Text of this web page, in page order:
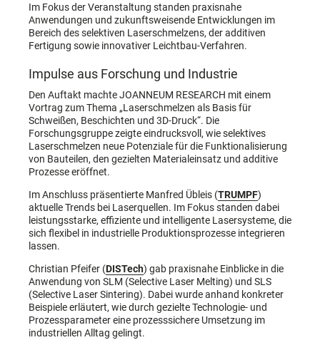
Im Fokus der Veranstaltung standen praxisnahe
Anwendungen und zukunftsweisende Entwicklungen im
Bereich des selektiven Laserschmelzens, der additiven
Fertigung sowie innovativer Leichtbau-Verfahren.
Impulse aus Forschung und Industrie
Den Auftakt machte JOANNEUM RESEARCH mit einem
Vortrag zum Thema „Laserschmelzen als Basis für
Schweißen, Beschichten und 3D-Druck“. Die
Forschungsgruppe zeigte eindrucksvoll, wie selektives
Laserschmelzen neue Potenziale für die Funktionalisierung
von Bauteilen, den gezielten Materialeinsatz und additive
Prozesse eröffnet.
Im Anschluss präsentierte Manfred Übleis (TRUMPF)
aktuelle Trends bei Laserquellen. Im Fokus standen dabei
leistungsstarke, effiziente und intelligente Lasersysteme, die
sich flexibel in industrielle Produktionsprozesse integrieren
lassen.
Christian Pfeifer (DISTech) gab praxisnahe Einblicke in die
Anwendung von SLM (Selective Laser Melting) und SLS
(Selective Laser Sintering). Dabei wurde anhand konkreter
Beispiele erläutert, wie durch gezielte Technologie- und
Prozessparameter eine prozesssichere Umsetzung im
industriellen Alltag gelingt.